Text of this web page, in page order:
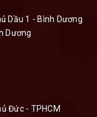
Dầu 1 - Bình Dương
Dương
Đức - TPHCM